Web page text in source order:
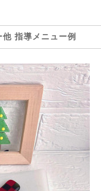
指導メニュー例